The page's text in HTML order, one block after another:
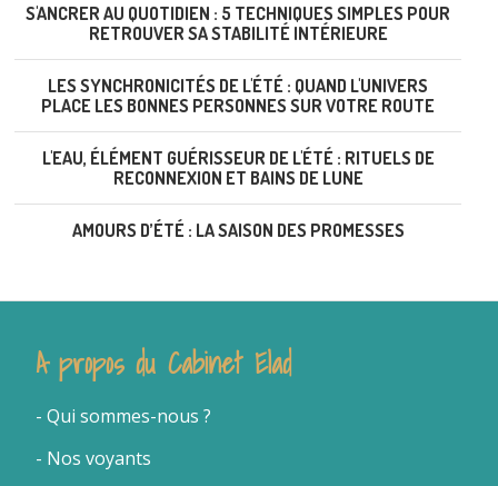
S'ANCRER AU QUOTIDIEN : 5 TECHNIQUES SIMPLES POUR
RETROUVER SA STABILITÉ INTÉRIEURE
LES SYNCHRONICITÉS DE L'ÉTÉ : QUAND L'UNIVERS
PLACE LES BONNES PERSONNES SUR VOTRE ROUTE
L'EAU, ÉLÉMENT GUÉRISSEUR DE L'ÉTÉ : RITUELS DE
RECONNEXION ET BAINS DE LUNE
AMOURS D’ÉTÉ : LA SAISON DES PROMESSES
A propos du Cabinet Elad
- Qui sommes-nous ?
- Nos voyants